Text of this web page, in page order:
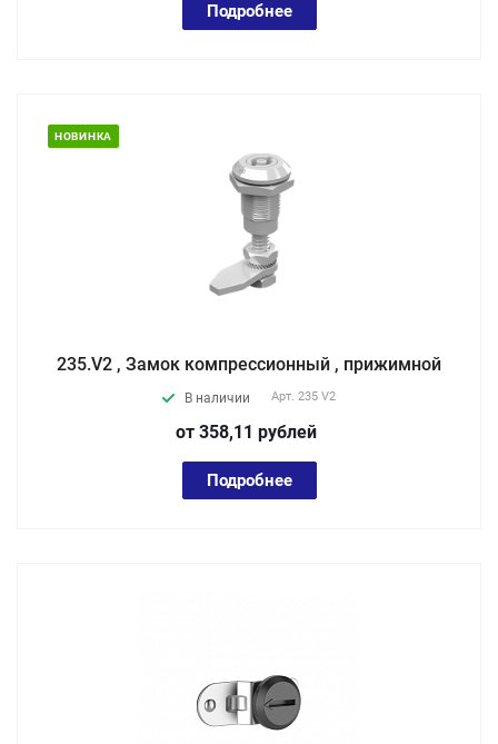
Подробнее
НОВИНКА
235.V2 , Замок компрессионный , прижимной
В наличии Арт. 235 V2
от 358,11 рублей
Подробнее